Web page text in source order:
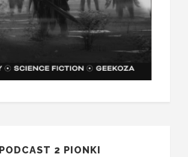
PODCAST 2 PIONKI